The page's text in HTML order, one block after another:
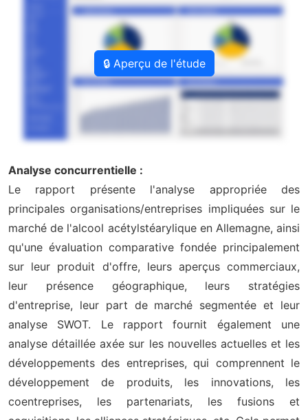
🔒 Aperçu de l'étude
Analyse concurrentielle :
Le rapport présente l'analyse appropriée des
principales organisations/entreprises impliquées sur le
marché de l'alcool acétylstéarylique en Allemagne, ainsi
qu'une évaluation comparative fondée principalement
sur leur produit d'offre, leurs aperçus commerciaux,
leur présence géographique, leurs stratégies
d'entreprise, leur part de marché segmentée et leur
analyse SWOT. Le rapport fournit également une
analyse détaillée axée sur les nouvelles actuelles et les
développements des entreprises, qui comprennent le
développement de produits, les innovations, les
coentreprises, les partenariats, les fusions et